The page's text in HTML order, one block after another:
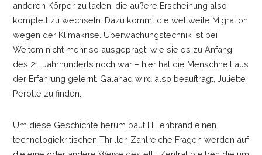
anderen Körper zu laden, die äußere Erscheinung also
komplett zu wechseln. Dazu kommt die weltweite Migration
wegen der Klimakrise. Überwachungstechnik ist bei
Weitem nicht mehr so ausgeprägt, wie sie es zu Anfang
des 21. Jahrhunderts noch war –hier hat die Menschheit aus
der Erfahrung gelernt. Galahad wird also beauftragt, Juliette
Perotte zu finden.
Um diese Geschichte herum baut Hillenbrand einen
technologiekritischen Thriller. Zahlreiche Fragen werden auf